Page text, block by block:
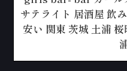
サテライト 居酒屋 飲
安い 関東 茨城 土浦